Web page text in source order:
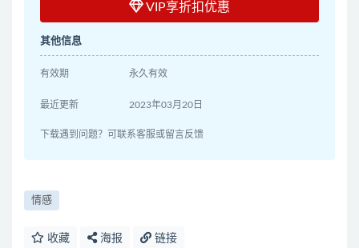
VIP享折扣优惠
其他信息
有效期 永久有效
最近更新 2023年03月20日
下载遇到问题？可联系客服或留言反馈
情感
收藏 海报 链接